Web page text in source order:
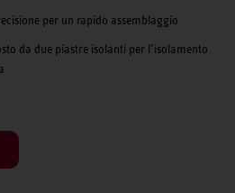
per un rapido assemblaggio
da due piastre isolanti per l’isolamento